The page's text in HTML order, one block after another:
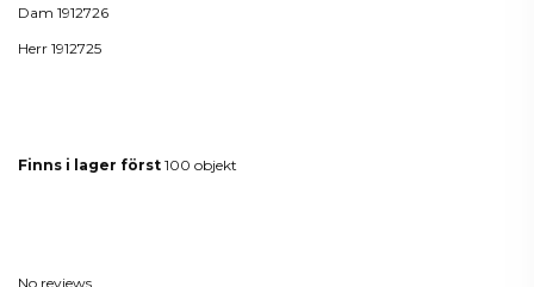
Dam 1912726
Herr 1912725
Finns i lager först 100 objekt
No reviews